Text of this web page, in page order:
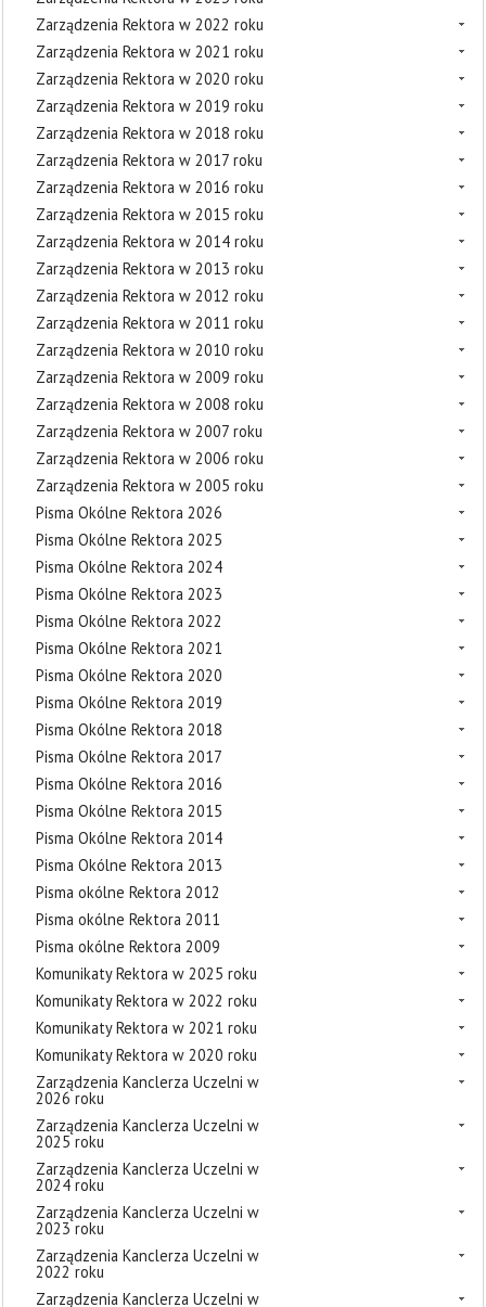
Zarządzenia Rektora w 2022 roku
Zarządzenia Rektora w 2021 roku
Zarządzenia Rektora w 2020 roku
Zarządzenia Rektora w 2019 roku
Zarządzenia Rektora w 2018 roku
Zarządzenia Rektora w 2017 roku
Zarządzenia Rektora w 2016 roku
Zarządzenia Rektora w 2015 roku
Zarządzenia Rektora w 2014 roku
Zarządzenia Rektora w 2013 roku
Zarządzenia Rektora w 2012 roku
Zarządzenia Rektora w 2011 roku
Zarządzenia Rektora w 2010 roku
Zarządzenia Rektora w 2009 roku
Zarządzenia Rektora w 2008 roku
Zarządzenia Rektora w 2007 roku
Zarządzenia Rektora w 2006 roku
Zarządzenia Rektora w 2005 roku
Pisma Okólne Rektora 2026
Pisma Okólne Rektora 2025
Pisma Okólne Rektora 2024
Pisma Okólne Rektora 2023
Pisma Okólne Rektora 2022
Pisma Okólne Rektora 2021
Pisma Okólne Rektora 2020
Pisma Okólne Rektora 2019
Pisma Okólne Rektora 2018
Pisma Okólne Rektora 2017
Pisma Okólne Rektora 2016
Pisma Okólne Rektora 2015
Pisma Okólne Rektora 2014
Pisma Okólne Rektora 2013
Pisma okólne Rektora 2012
Pisma okólne Rektora 2011
Pisma okólne Rektora 2009
Komunikaty Rektora w 2025 roku
Komunikaty Rektora w 2022 roku
Komunikaty Rektora w 2021 roku
Komunikaty Rektora w 2020 roku
Zarządzenia Kanclerza Uczelni w
2026 roku
Zarządzenia Kanclerza Uczelni w
2025 roku
Zarządzenia Kanclerza Uczelni w
2024 roku
Zarządzenia Kanclerza Uczelni w
2023 roku
Zarządzenia Kanclerza Uczelni w
2022 roku
Zarządzenia Kanclerza Uczelni w